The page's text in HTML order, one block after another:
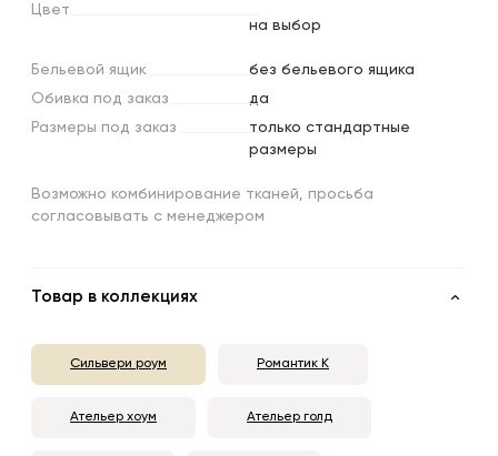
Цвет
на выбор
Бельевой ящик
без бельевого ящика
Обивка под заказ
да
Размеры под заказ
только стандартные
размеры
Возможно комбинирование тканей, просьба
согласовывать с менеджером
Товар в коллекциях
Сильвери роум Романтик К
Ательер хоум Ательер голд